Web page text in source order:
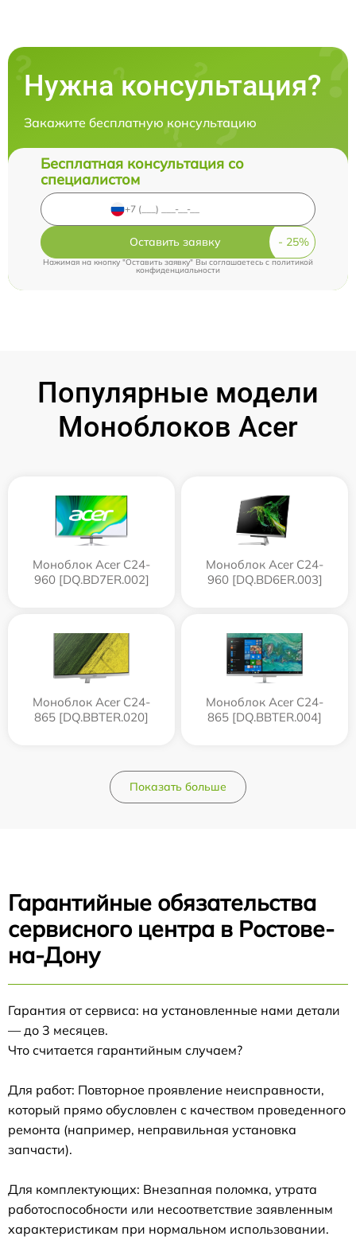
Нужна консультация?
Закажите бесплатную консультацию
Бесплатная консультация со
специалистом
Оставить заявку
Нажимая на кнопку "Оставить заявку" Вы соглашаетесь cполитикой
конфиденциальности
Популярные модели
Моноблоков Acer
Моноблок Acer C24-
960 [DQ.BD7ER.002]
Моноблок Acer C24-
960 [DQ.BD6ER.003]
Моноблок Acer C24-
865 [DQ.BBTER.020]
Моноблок Acer C24-
865 [DQ.BBTER.004]
Показать больше
Гарантийные обязательства
сервисного центра в Ростове-
на-Дону
Гарантия от сервиса: на установленные нами детали
— до 3 месяцев.
Что считается гарантийным случаем?
Для работ: Повторное проявление неисправности,
который прямо обусловлен с качеством проведенного
ремонта (например, неправильная установка
запчасти).
Для комплектующих: Внезапная поломка, утрата
работоспособности или несоответствие заявленным
характеристикам при нормальном использовании.